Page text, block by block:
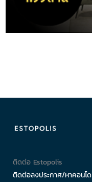
ติดต่อ Estopolis
ติดต่อลงประกาศ/หาคอนโด